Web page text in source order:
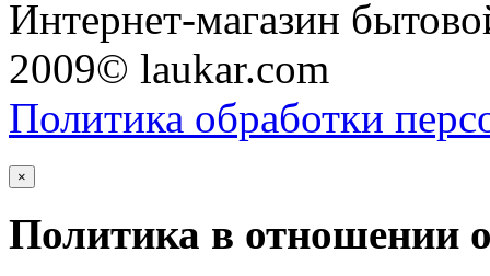
Интернет-магазин
2009© laukar.com
Политика обработки
×
Политика в отношении